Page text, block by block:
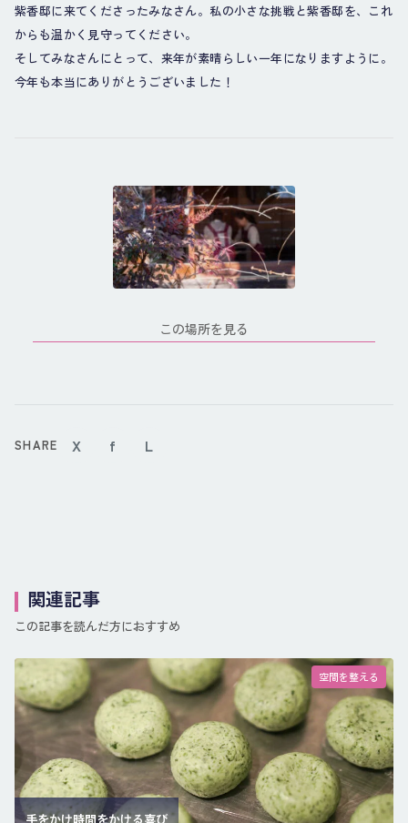
紫香邸に来てくださったみなさん。私の小さな挑戦と紫香邸を、これ
からも温かく見守ってください。
そしてみなさんにとって、来年が素晴らしい一年になりますように。
今年も本当にありがとうございました！
この場所を見る
SHARE X f L
関連記事
この記事を読んだ方におすすめ
空間を整える
手をかけ時間をかける喜び